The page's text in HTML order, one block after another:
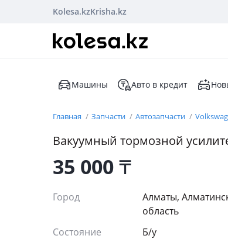
Kolesa.kzKrisha.kz
Машины Авто в кредит
Главная Запчасти Автозапчасти
Вакуумный тормозной
35 000₸
Город
Алматы,
область
Состояние
Б/y